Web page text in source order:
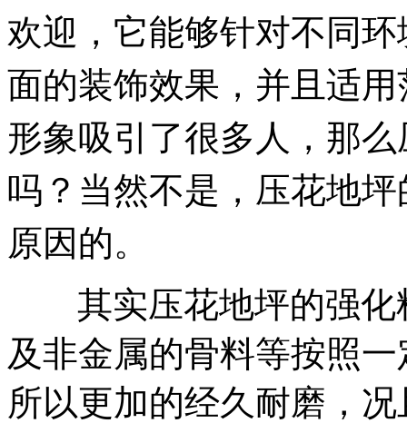
欢迎，它能够针对不同
面的装饰效果，并且适
形象吸引了很多人，那
吗？当然不是，压花地
原因的。
其实压花地坪的强
及非金属的骨料等按照
所以更加的经久耐磨，